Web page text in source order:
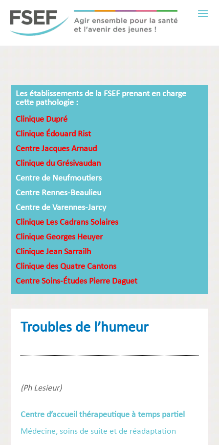
Les établissements de la FSEF prenant en charge
cette pathologie :
Clinique Dupré
Clinique Édouard Rist
Centre Jacques Arnaud
Clinique du Grésivaudan
Centre de Neufmoutiers
Centre Rennes-Beaulieu
Centre de Varennes-Jarcy
Clinique Les Cadrans Solaires
Clinique Georges Heuyer
Clinique Jean Sarrailh
Clinique des Quatre Cantons
Centre Soins-Études Pierre Daguet
Troubles de l’humeur
(Ph Lesieur)
Centre d’accueil thérapeutique à temps partiel
Médecine, soins de suite et de réadaptation